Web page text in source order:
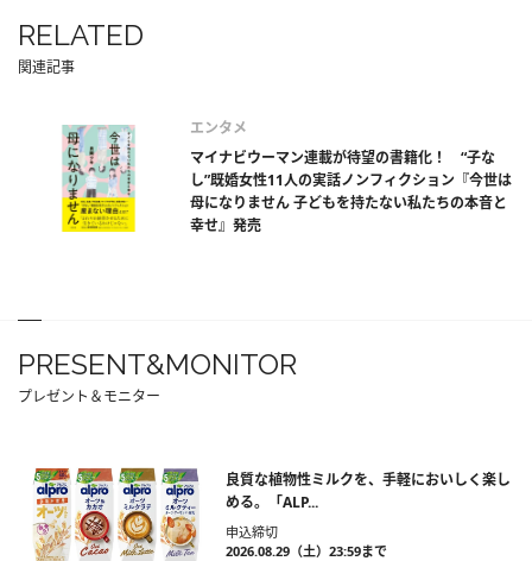
RELATED
関連記事
エンタメ
マイナビウーマン連載が待望の書籍化！ “子な
し”既婚女性11人の実話ノンフィクション『今世は
母になりません 子どもを持たない私たちの本音と
幸せ』発売
PRESENT&MONITOR
プレゼント＆モニター
良質な植物性ミルクを、手軽においしく楽し
める。「ALP...
申込締切
2026.08.29（土）23:59まで